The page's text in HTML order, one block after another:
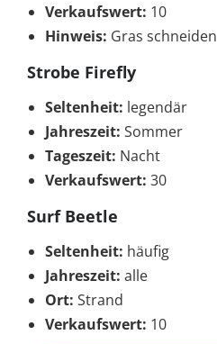
Verkaufswert: 10
Hinweis: Gras schneiden
Strobe Firefly
Seltenheit: legendär
Jahreszeit: Sommer
Tageszeit: Nacht
Verkaufswert: 30
Surf Beetle
Seltenheit: häufig
Jahreszeit: alle
Ort: Strand
Verkaufswert: 10